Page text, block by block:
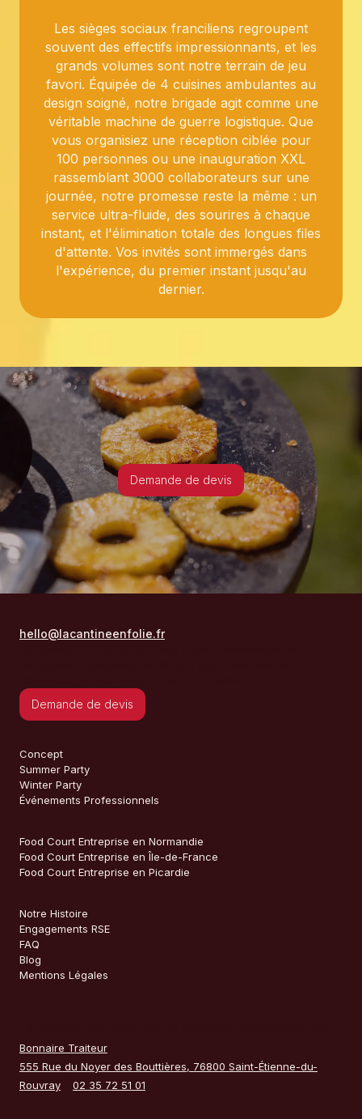
Les sièges sociaux franciliens regroupent
souvent des effectifs impressionnants, et les
grands volumes sont notre terrain de jeu
favori. Équipée de 4 cuisines ambulantes au
design soigné, notre brigade agit comme une
véritable machine de guerre logistique. Que
vous organisiez une réception ciblée pour
100 personnes ou une inauguration XXL
rassemblant 3000 collaborateurs sur une
journée, notre promesse reste la même : un
service ultra-fluide, des sourires à chaque
instant, et l'élimination totale des longues files
d'attente. Vos invités sont immergés dans
l'expérience, du premier instant jusqu'au
dernier.
Demande de devis
hello@lacantineenfolie.fr
Demande de devis
Concept
Summer Party
Winter Party
Événements Professionnels
Food Court Entreprise en Normandie
Food Court Entreprise en Île-de-France
Food Court Entreprise en Picardie
Notre Histoire
Engagements RSE
FAQ
Blog
Mentions Légales
Bonnaire Traiteur
555 Rue du Noyer des Bouttières, 76800 Saint-Étienne-du-
Rouvray
02 35 72 51 01